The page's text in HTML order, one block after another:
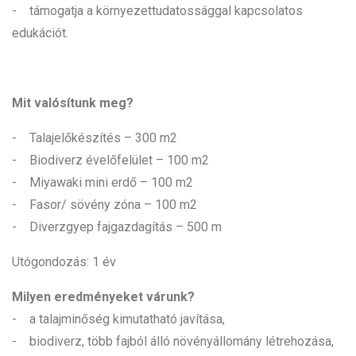
- támogatja a környezettudatossággal kapcsolatos
edukációt.
Mit valósítunk meg?
- Talajelőkészítés – 300 m2
- Biodiverz évelőfelület – 100 m2
- Miyawaki mini erdő – 100 m2
- Fasor/ sövény zóna – 100 m2
- Diverzgyep fajgazdagítás – 500 m
Utógondozás: 1 év
Milyen eredményeket várunk?
- a talajminőség kimutatható javítása,
- biodiverz, több fajból álló növényállomány létrehozása,